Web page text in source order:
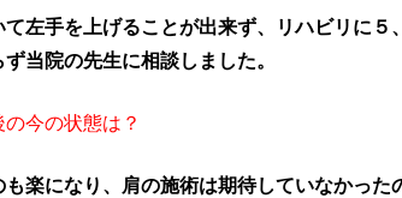
て左手を上げることが出来ず、リハビリに５
当院の先生に相談しました。
今の状態は？
楽になり、肩の施術は期待していなかった